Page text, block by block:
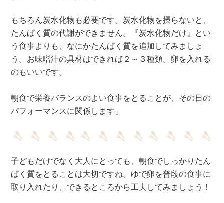
もちろん炭水化物も必要です。炭水化物を摂らないと、
たんぱく質の代謝ができません。『炭水化物だけ』とい
う食事よりも、なにかたんぱく質を追加してみましょ
う。お味噌汁の具材はできれば２～３種類。卵を入れる
のもいいです。
朝食で栄養バランスのよい食事をとることが、その日の
パフォーマンスに関係します」
子どもだけでなく大人にとっても、朝食でしっかりたん
ぱく質をとることは大切ですね。ゆで卵を普段の食事に
取り入れたり、できるところから工夫してみましょう！